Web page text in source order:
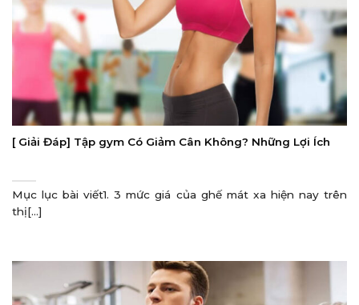
[ Giải Đáp] Tập gym Có Giảm Cân Không? Những Lợi Ích
Mục lục bài viết1. 3 mức giá của ghế mát xa hiện nay trên
thị[...]